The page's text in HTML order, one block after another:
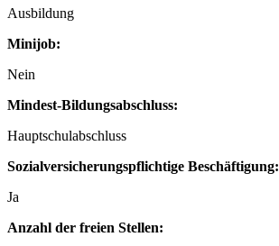
Ausbildung
Minijob:
Nein
Mindest-Bildungsabschluss:
Hauptschulabschluss
Sozialversicherungspflichtige Beschäftigung:
Ja
Anzahl der freien Stellen: